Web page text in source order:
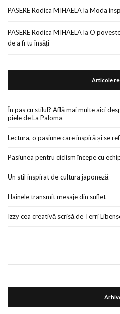
PASERE Rodica MIHAELAla Moda
PASERE Rodica MIHAELAla O
de a fi tu însăți
Articole
În pas cu stilul? Află mai multe aici
piele de La Paloma
Lectura, o pasiune care inspiră și se
Pasiunea pentru ciclism începe cu
Un stil inspirat de cultura japoneză
Hainele transmit mesaje din suflet
Izzy cea creativă scrisă de Terri